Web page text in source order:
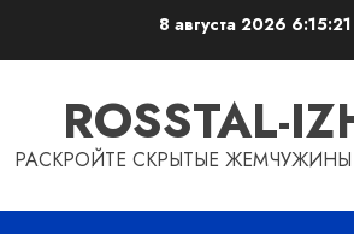
8 августа 2026
ROSSTAL-
РАСКРОЙТЕ СКРЫТЫЕ